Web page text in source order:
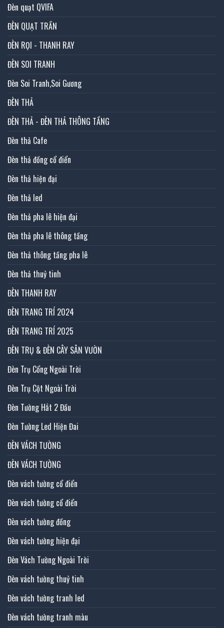
Đèn quạt QVIFA
ĐÈN QUẠT TRẦN
ĐÈN RỌI - THANH RAY
ĐÈN SOI TRANH
Đèn Soi Tranh,Soi Gương
ĐÈN THẢ
ĐÈN THẢ - ĐÈN THẢ THÔNG TẦNG
Đèn thả Cafe
Đèn thả đồng cổ điển
Đèn thả hiện đại
Đèn thả led
Đèn thả pha lê hiện đại
Đèn thả pha lê thông tầng
Đèn thả thông tầng pha lê
Đèn thả thuỷ tinh
ĐÈN THANH RAY
ĐÈN TRANG TRÍ 2024
ĐÈN TRANG TRÍ 2025
ĐÈN TRỤ & ĐÈN CÂY SÂN VƯỜN
Đèn Trụ Cổng Ngoài Trời
Đèn Trụ Cột Ngoài Trời
Đèn Tường Hắt 2 Đầu
Đèn Tường Led Hiện Đai
ĐÈN VÁCH TƯỜNG
ĐÈN VÁCH TƯỜNG
Đèn vách tường cổ điển
Đèn vách tường cổ điển
Đèn vách tường đồng
Đèn vách tường hiện đại
Đèn Vách Tường Ngoài Trời
Đèn vách tường thuỷ tinh
Đèn vách tường tranh led
Đèn vách tường tranh màu